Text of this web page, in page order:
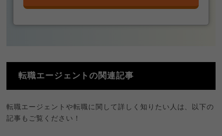
転職エージェントの関連記事
転職エージェントや転職に関して詳しく知りたい人は、以下の
記事もご覧ください！